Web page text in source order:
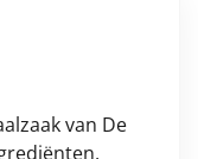
van De